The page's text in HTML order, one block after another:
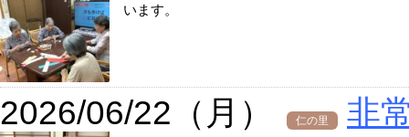
います。
2026/06/22（月） 仁の里 非